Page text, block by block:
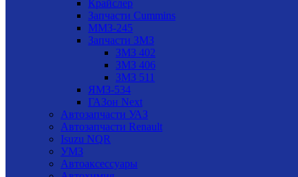
Крайслер
Запчасти Cummins
ММЗ-245
Запчасти ЗМЗ
ЗМЗ 402
ЗМЗ 406
ЗМЗ 511
ЯМЗ-534
ГАЗон Next
Автозапчасти УАЗ
Автозапчасти Renault
Isuzu NQR
УМЗ
Автоаксессуары